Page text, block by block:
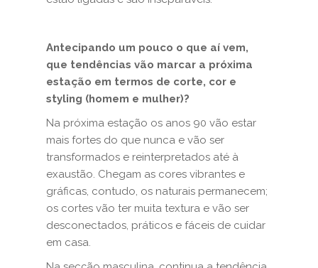
Antecipando um pouco o que aí vem,
que tendências vão marcar a próxima
estação em termos de corte, cor e
styling (homem e mulher)?
Na próxima estação os anos 90 vão estar
mais fortes do que nunca e vão ser
transformados e reinterpretados até à
exaustão. Chegam as cores vibrantes e
gráficas, contudo, os naturais permanecem;
os cortes vão ter muita textura e vão ser
desconectados, práticos e fáceis de cuidar
em casa.